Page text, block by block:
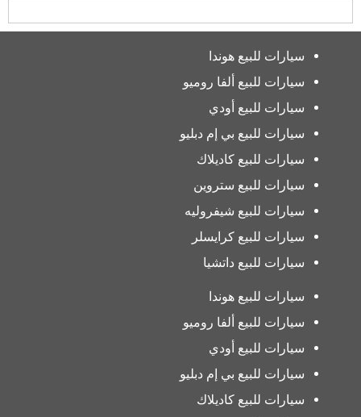
سيارات للبيع هوندا
سيارات للبيع ألفا روميو
سيارات للبيع أودي
سيارات للبيع بي إم دبليو
سيارات للبيع كاديلاك
سيارات للبيع ستروين
سيارات للبيع شيفروليه
سيارات للبيع كرايسلر
سيارات للبيع داتشيا
سيارات للبيع هوندا
سيارات للبيع ألفا روميو
سيارات للبيع أودي
سيارات للبيع بي إم دبليو
سيارات للبيع كاديلاك